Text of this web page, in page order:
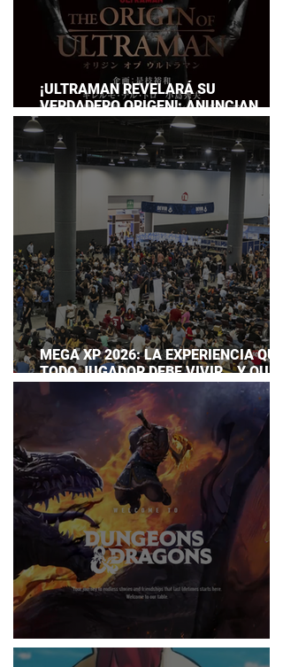
¡ULTRAMAN REVELARÁ SU
VERDADERO ORIGEN!: ANUNCIAN
DOCUMENTAL POR EL 60
ANIVERSARIO DE LA FRANQUICIA
MEGA XP 2026: LA EXPERIENCIA QUE
TODO JUGADOR DEBE VIVIR… Y QUE
AHORA PUEDES DISFRUTAR A TU
DUNGEONS & DRAGONS ¿TE